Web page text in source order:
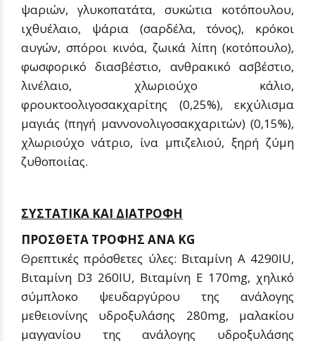
ψαριών, γλυκοπατάτα, συκώτια κοτόπουλου,
ιχθυέλαιο, ψάρια (σαρδέλα, τόνος), κρόκοι
αυγών, σπόροι κινόα, ζωικά λίπη (κοτόπουλο),
φωσφορικό διασβέστιο, ανθρακικό ασβέστιο,
λινέλαιο, χλωριούχο κάλιο,
φρουκτοολιγοσακχαρίτης (0,25%), εκχύλισμα
μαγιάς (πηγή μαννονολιγοσακχαριτών) (0,15%),
χλωριούχο νάτριο, ίνα μπιζελιού, ξηρή ζύμη
ζυθοποιίας.
ΣΥΣΤΑΤΙΚΑ ΚΑΙ ΔΙΑΤΡΟΦΗ
ΠΡΟΣΘΕΤΑ ΤΡΟΦΗΣ ΑΝΑ KG
Θρεπτικές πρόσθετες ύλες: Βιταμίνη Α 4290IU,
Βιταμίνη D3 260IU, Βιταμίνη Ε 170mg, χηλικό
σύμπλοκο ψευδαργύρου της ανάλογης
μεθειονίνης υδροξυλάσης 280mg, μαλακίου
μαγγανίου της ανάλογης υδροξυλάσης